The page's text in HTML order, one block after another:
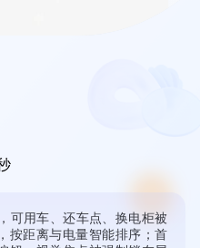
钮，视觉焦点被强制锁在屏
们将“发现-对比-选择”三段
景中自动跳脱，车辆图标因
先看到车、再决定行动”的直